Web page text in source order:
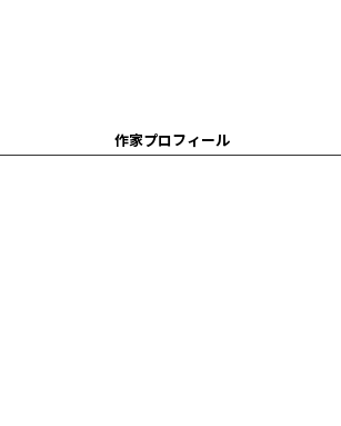
作家プロフィール